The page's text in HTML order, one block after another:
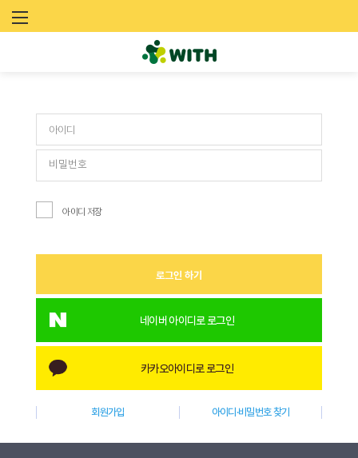
문
예
술
크
위
드
(
W
I
T
로그인
아이디 저장
로그인 하기
네이버 아이디로 로그인
카카오아이디로 로그인
회원가입 아이디·비밀번호 찾기